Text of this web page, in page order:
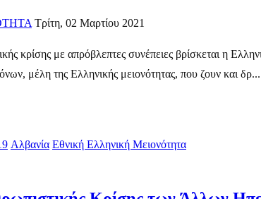
Τρίτη, 02 Μαρτίου 2021
κρίσης με απρόβλεπτες συνέπειες βρίσκεται η
μέλη της Ελληνικής μειονότητας, που ζουν και δρ...
Αλβανία Εθνική Ελληνική Μειονότητα